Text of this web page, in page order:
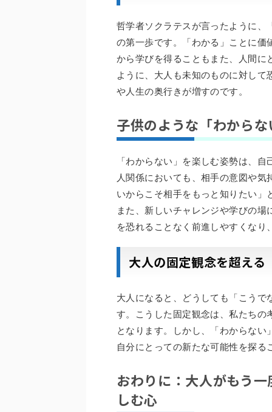
哲学者ソクラテスが言ったように、
の第一歩です。「わかる」ことに価
から学びを得ることもまた、人間に
ように、大人も未知のものに対して
や人生の奥行きが増すのです。
子供のような「わから
「わからない」を楽しむ姿勢は、
人関係においても、相手の意図や
いからこそ相手をもっと知りたい」
また、新しいチャレンジや学びの
を恐れることなく前進しやすくなり
大人の固定観念を超え
大人になると、どうしても「こうで
す。こうした固定観念は、私たちの
となります。しかし、「わからない
自分にとっての新たな可能性を探る
おわりに：大人がもう
しむ心